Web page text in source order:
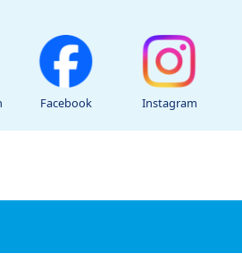
Facebook Instagram